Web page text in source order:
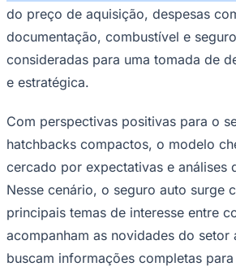
Flamengo
do preço de aquisição, despesas
documentação, combustível e
consideradas para uma tomada de
e estratégica.
Com perspectivas positivas para o
hatchbacks compactos, o modelo
cercado por expectativas e análises
Nesse cenário, o seguro auto surge
principais temas de interesse entre
acompanham as novidades do setor
buscam informações completas